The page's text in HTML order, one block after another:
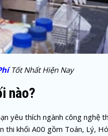
Tốt Nhất Hiện Nay
nào?
yêu thích ngành công nghệ
khối A00 gồm Toán, Lý,